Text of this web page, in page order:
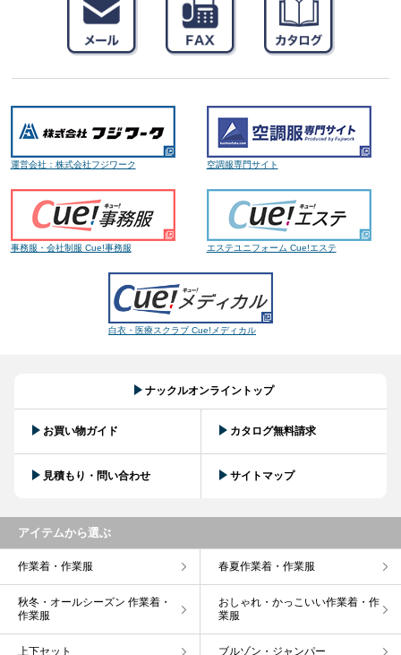
運営会社：株式会社フジワーク 空調服専門サイト
事務服・会社制服 Cue!事務服 エステユニフォーム Cue!エステ
白衣・医療スクラブ Cue!メディカル
ナックルオンライントップ
お買い物ガイド カタログ無料請求
見積もり・問い合わせ サイトマップ
アイテムから選ぶ
作業着・作業服 春夏作業着・作業服
秋冬・オールシーズン 作業着・
作業服
おしゃれ・かっこいい作業着・作
業服
上下セット ブルゾン・ジャンパー